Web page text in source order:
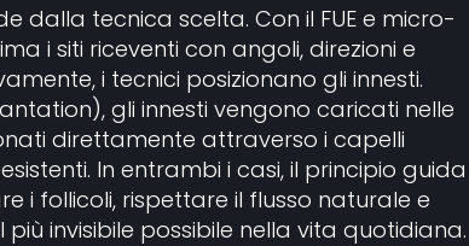
dalla tecnica scelta. Con il FUE e micro-
i siti riceventi con angoli, direzioni e
i tecnici posizionano gli innesti.
gli innesti vengono caricati nelle
direttamente attraverso i capelli
In entrambi i casi, il principio guida
i follicoli, rispettare il flusso naturale e
invisibile possibile nella vita quotidiana.